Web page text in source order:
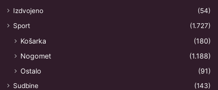
Izdvojeno
(54)
Sport
(1.727)
Košarka
(180)
Nogomet
(1.188)
Ostalo
(91)
Sudbine
(143)